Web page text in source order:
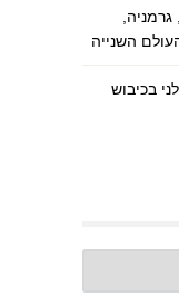
גרמניה,
השנייה
בכיבוש